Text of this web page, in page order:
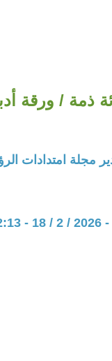
ذمة / ورقة
مجلة امتدادات